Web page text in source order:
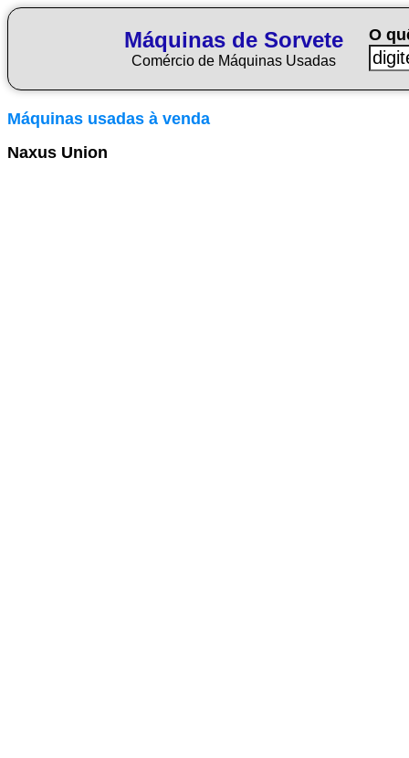
Máquinas de Sorvete
Comércio de Máquinas Usadas
O
Máquinas usadas à venda
Naxus Union